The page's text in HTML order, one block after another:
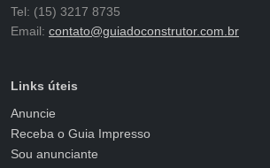
Tel: (15) 3217 8735
Email: contato@guiadoconstrutor.com.br
Links úteis
Anuncie
Receba o Guia Impresso
Sou anunciante